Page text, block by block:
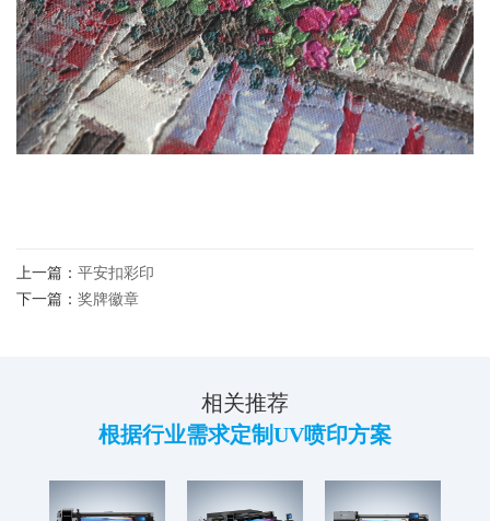
上一篇： 平安扣彩印
下一篇： 奖牌徽章
相关推荐
根据行业需求定制UV喷印方案